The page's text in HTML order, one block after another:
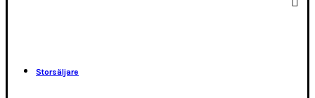
Storsäljare